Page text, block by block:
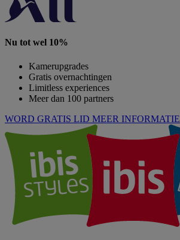
Nu tot wel 10%
Kamerupgrades
Gratis overnachtingen
Limitless experiences
Meer dan 100 partners
WORD GRATIS LID MEER INFORMATIE